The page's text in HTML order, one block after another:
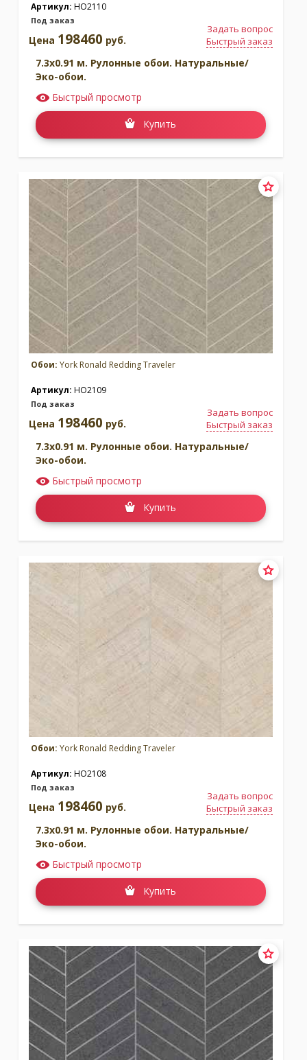
Артикул: HO2110
Под заказ
Задать вопрос
Быстрый заказ
Цена 198460 руб.
7.3x0.91 м. Рулонные обои. Натуральные/
Эко-обои.
Быстрый просмотр
Купить
Обои: York Ronald Redding Traveler
Артикул: HO2109
Под заказ
Задать вопрос
Быстрый заказ
Цена 198460 руб.
7.3x0.91 м. Рулонные обои. Натуральные/
Эко-обои.
Быстрый просмотр
Купить
Обои: York Ronald Redding Traveler
Артикул: HO2108
Под заказ
Задать вопрос
Быстрый заказ
Цена 198460 руб.
7.3x0.91 м. Рулонные обои. Натуральные/
Эко-обои.
Быстрый просмотр
Купить